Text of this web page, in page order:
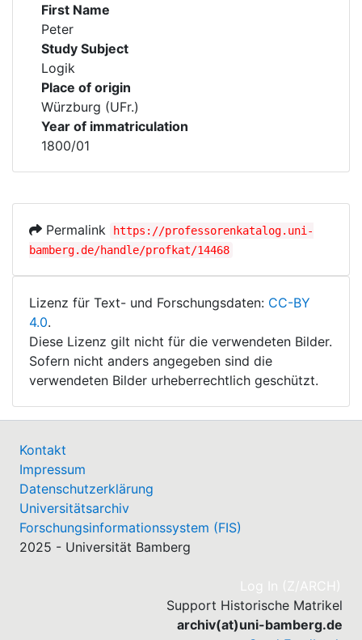
First Name
Peter
Study Subject
Logik
Place of origin
Würzburg (UFr.)
Year of immatriculation
1800/01
Permalink
https://professorenkatalog.uni-
bamberg.de/handle/profkat/14468
Lizenz für Text- und Forschungsdaten: CC-BY
4.0.
Diese Lizenz gilt nicht für die verwendeten Bilder.
Sofern nicht anders angegeben sind die
verwendeten Bilder urheberrechtlich geschützt.
Kontakt
Impressum
Datenschutzerklärung
Universitätsarchiv
Forschungsinformationssystem (FIS)
2025 - Universität Bamberg
Log In (Z/ARCH)
Support Historische Matrikel
archiv(at)uni-bamberg.de